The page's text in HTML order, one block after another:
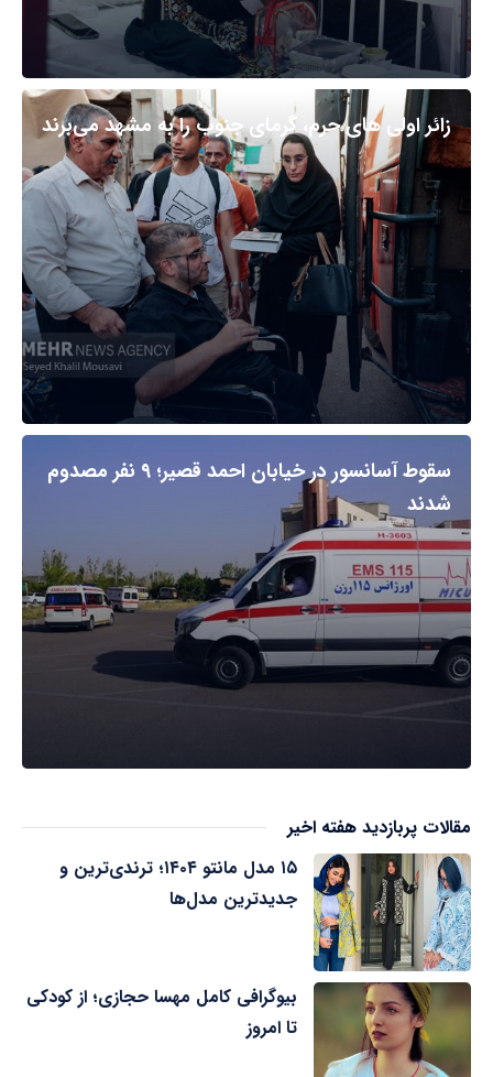
زائر اولی های حرم، گرمای جنوب را به مشهد می‌برند
سقوط آسانسور در خیابان احمد قصیر؛ ۹ نفر مصدوم
شدند
مقالات پربازدید هفته اخیر
۱۵ مدل مانتو ۱۴۰۴؛ ترندی‌ترین و
جدیدترین مدل‌ها
بیوگرافی کامل مهسا حجازی؛ از کودکی
تا امروز